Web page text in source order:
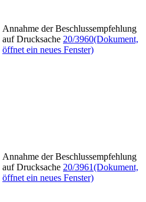
Annahme der Beschlussempfehlung
auf Drucksache 20/3960(Dokument,
öffnet ein neues Fenster)
Annahme der Beschlussempfehlung
auf Drucksache 20/3961(Dokument,
öffnet ein neues Fenster)